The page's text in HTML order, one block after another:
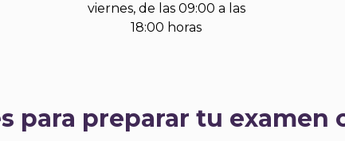
viernes, de las 09:00 a las
18:00 horas
para preparar tu examen